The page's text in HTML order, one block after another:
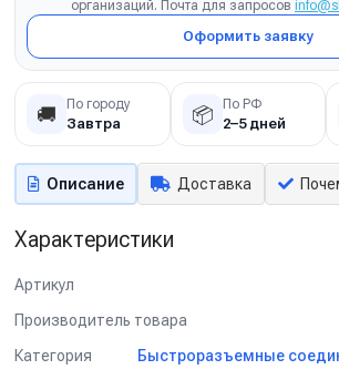
организаций. Почта для запросов
Оформить заявку
🚚 По городу
Завтра 📦 По РФ
2–5 дней
Описание Доставка
Характеристики
Артикул
Производитель товара
Категория
Быстроразъемные